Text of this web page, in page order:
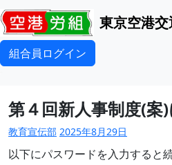
東京空港
組合員ログイン
第４回新人事制度(案
教育宣伝部 2025年8月29日
以下にパスワードを入力すると